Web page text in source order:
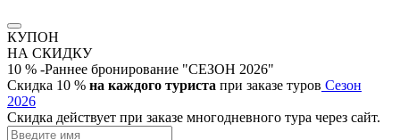
КУПОН
НА СКИДКУ
10 % -Раннее бронирование "СЕЗОН 2026"
Скидка 10 % на каждого туриста при заказе туров Сезон
2026
Скидка действует при заказе многодневного тура через сайт.